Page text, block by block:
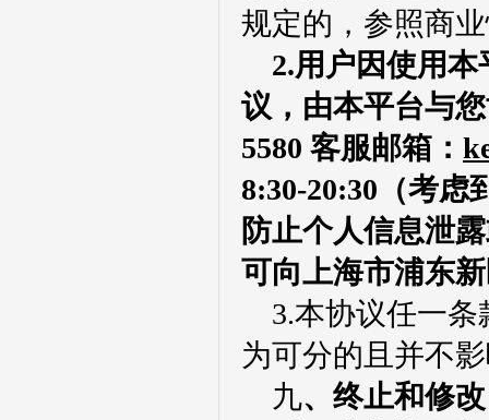
规定的，参照商
2.用户因使用本
议，由本平台与
5580 客服邮箱：
8:30-20:30 （考虑
防止个人信息泄
可向上海市浦东
3.本协议任一条
为可分的且并不
九、终止和修改